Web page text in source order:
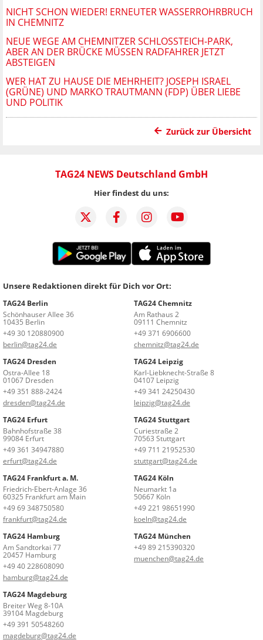
NICHT SCHON WIEDER! ERNEUTER WASSERROHRBRUCH
IN CHEMNITZ
NEUE WEGE AM CHEMNITZER SCHLOSSTEICH-PARK, A
BER AN DER BRÜCKE MÜSSEN RADFAHRER JETZT A
BSTEIGEN
WER HAT ZU HAUSE DIE MEHRHEIT? JOSEPH ISRAEL
(GRÜNE) UND MARKO TRAUTMANN (FDP) ÜBER LIEBE
UND POLITIK
Zurück zur Übersicht
TAG24 NEWS Deutschland GmbH
Hier findest du uns:
Unsere Redaktionen direkt für Dich vor Ort:
TAG24 Berlin
Schönhauser Allee 36
10435 Berlin
+49 30 120880900
berlin@tag24.de
TAG24 Chemnitz
Am Rathaus 2
09111 Chemnitz
+49 371 6906600
chemnitz@tag24.de
TAG24 Dresden
Ostra-Allee 18
01067 Dresden
+49 351 888-2424
dresden@tag24.de
TAG24 Leipzig
Karl-Liebknecht-Straße 8
04107 Leipzig
+49 341 24250430
leipzig@tag24.de
TAG24 Erfurt
Bahnhofstraße 38
99084 Erfurt
+49 361 34947880
erfurt@tag24.de
TAG24 Stuttgart
Curiestraße 2
70563 Stuttgart
+49 711 21952530
stuttgart@tag24.de
TAG24 Frankfurt a. M.
Friedrich-Ebert-Anlage 36
60325 Frankfurt am Main
+49 69 348750580
frankfurt@tag24.de
TAG24 Köln
Neumarkt 1a
50667 Köln
+49 221 98651990
koeln@tag24.de
TAG24 Hamburg
Am Sandtorkai 77
20457 Hamburg
+49 40 228608090
hamburg@tag24.de
TAG24 München
+49 89 215390320
muenchen@tag24.de
TAG24 Magdeburg
Breiter Weg 8-10A
39104 Magdeburg
+49 391 50548260
magdeburg@tag24.de